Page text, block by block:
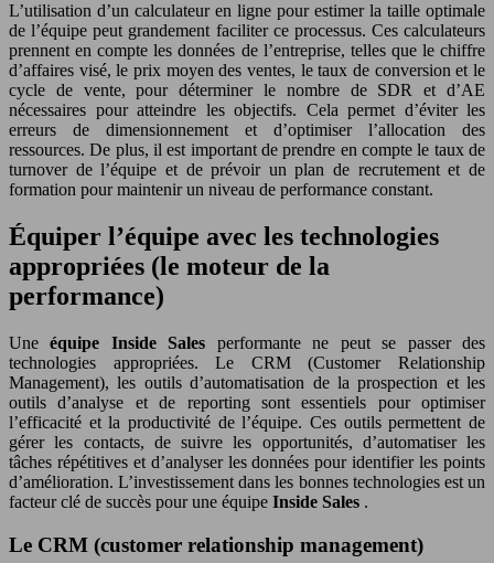
L’utilisation d’un calculateur en ligne pour estimer la taille optimale
de l’équipe peut grandement faciliter ce processus. Ces calculateurs
prennent en compte les données de l’entreprise, telles que le chiffre
d’affaires visé, le prix moyen des ventes, le taux de conversion et le
cycle de vente, pour déterminer le nombre de SDR et d’AE
nécessaires pour atteindre les objectifs. Cela permet d’éviter les
erreurs de dimensionnement et d’optimiser l’allocation des
ressources. De plus, il est important de prendre en compte le taux de
turnover de l’équipe et de prévoir un plan de recrutement et de
formation pour maintenir un niveau de performance constant.
Équiper l’équipe avec les technologies
appropriées (le moteur de la
performance)
Uneéquipe Inside Sales performante ne peut se passer des
technologies appropriées. Le CRM (Customer Relationship
Management), les outils d’automatisation de la prospection et les
outils d’analyse et de reporting sont essentiels pour optimiser
l’efficacité et la productivité de l’équipe. Ces outils permettent de
gérer les contacts, de suivre les opportunités, d’automatiser les
tâches répétitives et d’analyser les données pour identifier les points
d’amélioration. L’investissement dans les bonnes technologies est un
facteur clé de succès pour une équipe Inside Sales .
Le CRM (customer relationship management)